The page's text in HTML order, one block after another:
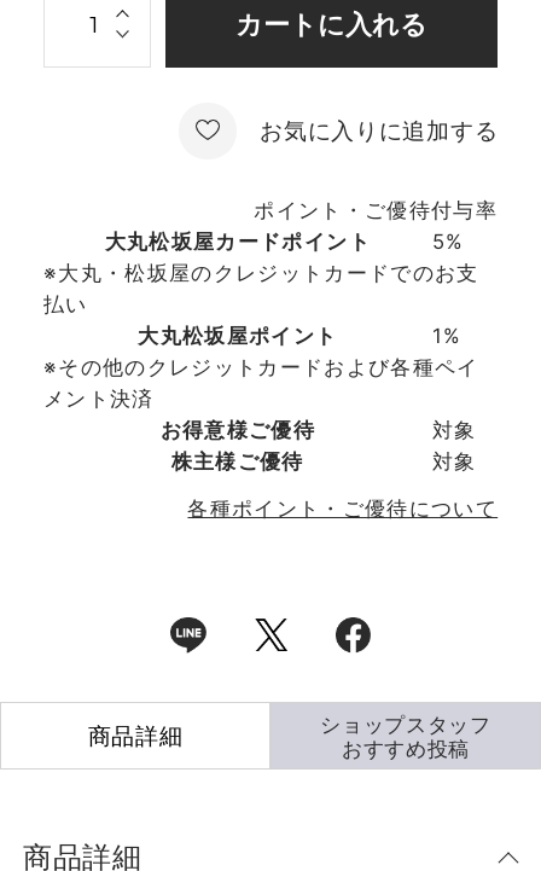
お気に入りに追加する
ポイント・ご優待付与率
大丸松坂屋カードポイント
5%
※大丸・松坂屋のクレジットカードでのお支
払い
大丸松坂屋ポイント
1%
※その他のクレジットカードおよび各種ペイ
メント決済
お得意様ご優待
対象
株主様ご優待
対象
各種ポイント・ご優待について
商品詳細
商品詳細
ショップスタッフ
おすすめ投稿